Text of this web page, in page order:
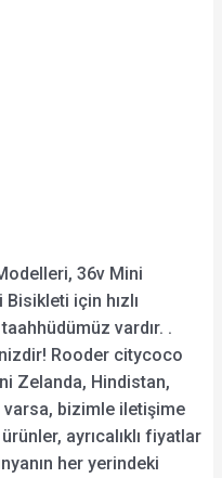
36v Mini
için hızlı
vardır. .
Rooder citycoco
Zelanda, Hindistan,
varsa, bizimle iletişime
ayrıcalıklı fiyatlar
her yerindeki